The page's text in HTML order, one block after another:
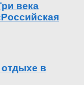
века
в